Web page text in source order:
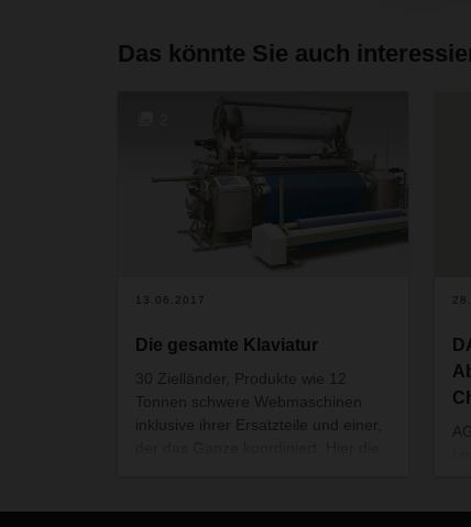
Das könnte Sie auch
13.06.2017
Die gesamte Klaviatur
30 Zielländer, Produkte wie 12
Tonnen schwere Webmaschinen
inklusive ihrer Ersatzteile und einer,
DACHSER.